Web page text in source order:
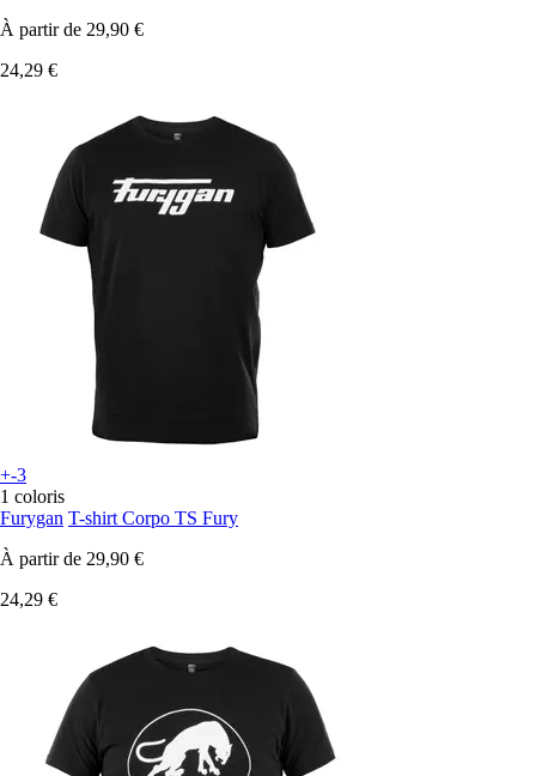
À partir de 29,90 €
24,29 €
+-3
1 coloris
Furygan T-shirt Corpo TS Fury
À partir de 29,90 €
24,29 €